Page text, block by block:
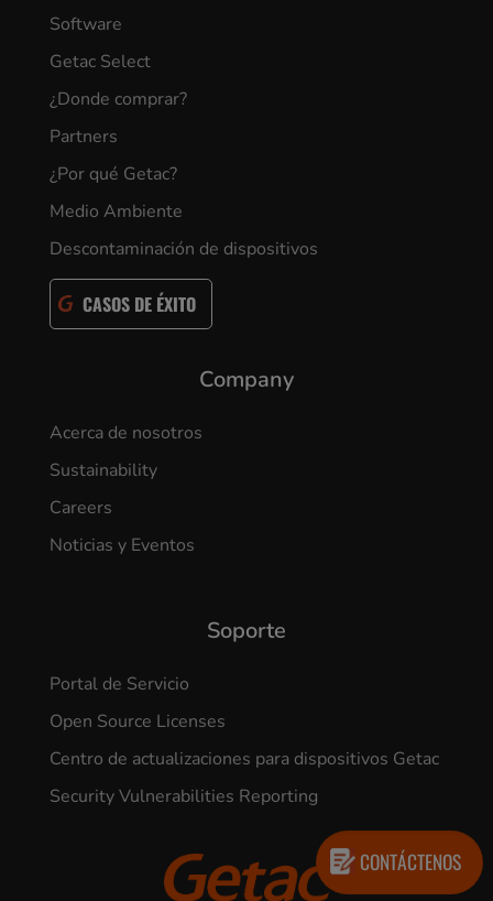
Software
Getac Select
¿Donde comprar?
Partners
¿Por qué Getac?
Medio Ambiente
Descontaminación de dispositivos
CASOS DE ÉXITO
Company
Acerca de nosotros
Sustainability
Careers
Noticias y Eventos
Soporte
Portal de Servicio
Open Source Licenses
Centro de actualizaciones para dispositivos Getac
Security Vulnerabilities Reporting
CONTÁCTENOS